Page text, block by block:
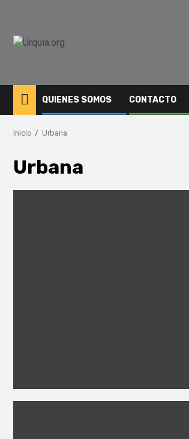
contenido
QUIENES SOMOS CONTACTO
Inicio Urbana
Urbana